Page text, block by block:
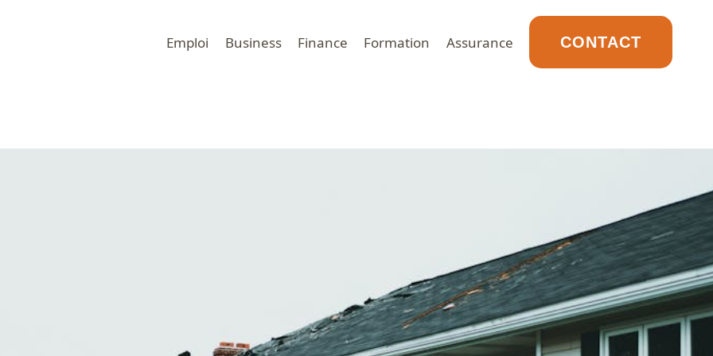
Emploi Business Finance Formation Assurance CONTACT